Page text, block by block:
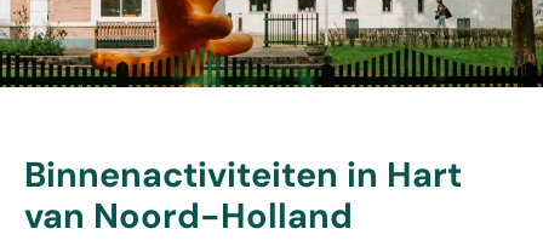
Binnenactiviteiten in Hart
van Noord-Holland